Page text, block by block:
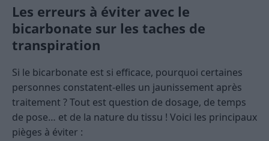
Les erreurs à éviter avec le
bicarbonate sur les taches de
transpiration
Si le bicarbonate est si efficace, pourquoi certaines
personnes constatent-elles un jaunissement après
traitement ? Tout est question de dosage, de temps
de pose… et de la nature du tissu ! Voici les principaux
pièges à éviter :